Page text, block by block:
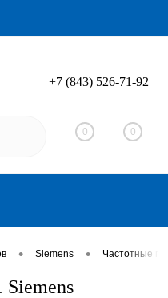
Вход Регистрация
+7 (843) 526-71-92
0 0
• Siemens • Частотные
Siemens